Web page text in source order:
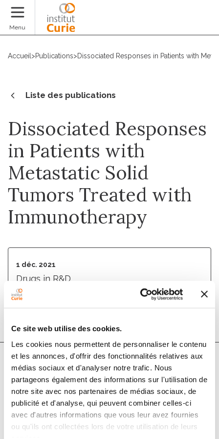
Ce site web utilise des cookies.
Les cookies nous permettent de personnaliser le contenu
et les annonces, d'offrir des fonctionnalités relatives aux
médias sociaux et d'analyser notre trafic. Nous
partageons également des informations sur l'utilisation de
notre site avec nos partenaires de médias sociaux, de
publicité et d'analyse, qui peuvent combiner celles-ci
avec d'autres informations que vous leur avez fournies
ou qu'ils ont collectées lors de votre utilisation de leurs
Menu
Accueil >Publications>Dissociated Responses in Patients with
Liste des publications
Dissociated Responses
in Patients with
Metastatic Solid
Tumors Treated with
Immunotherapy
1 déc. 2021
Drugs in R&D
DOI : 10.1007/s40268-021-00362-3
Auteurs
Pauline Vaflard, Xavier Paoletti, Vincent Servois,
Patricia Tresca, Elvire Pons-Tostivint, Marie-Paule
Sablin, Francesco Ricci, Delphine Loirat, Ségolène